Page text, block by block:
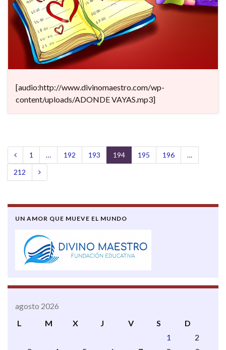
[audio:http://www.divinomaestro.com/wp-
content/uploads/ADONDE VAYAS.mp3]
1 … 192 193 194 195 196
…
212
UN AMOR QUE MUEVE EL MUNDO
agosto 2026
L
M X J V S
D
1
2